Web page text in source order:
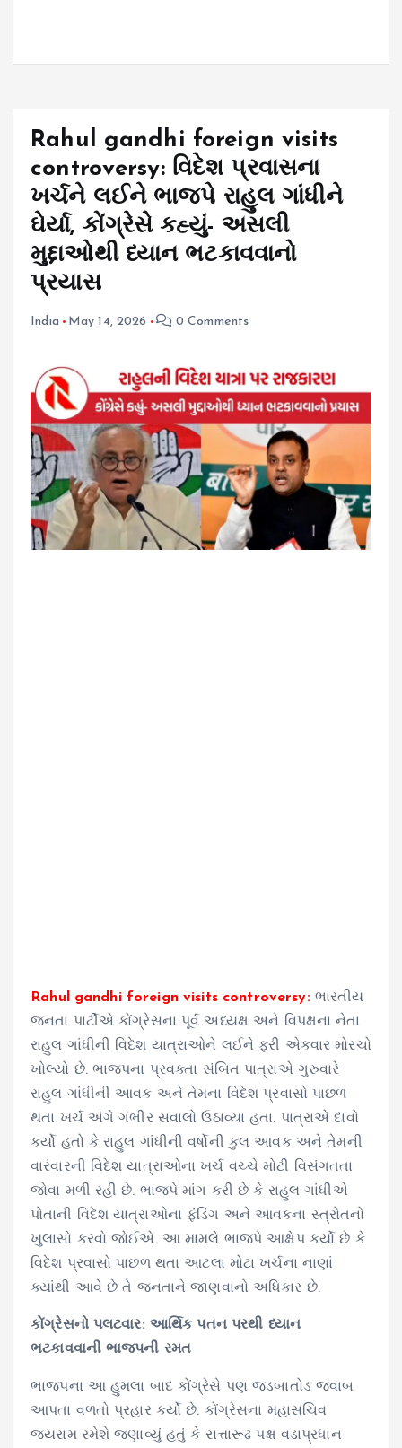
Rahul gandhi foreign visits
controversy: વિદેશ પ્રવાસના
ખર્ચને લઈને ભાજપે રાહુલ ગાંધીને
ઘેર્યા, કોંગ્રેસે કહ્યું- અસલી
મુદ્દાઓથી ધ્યાન ભટકાવવાનો
પ્રયાસ
India May 14, 2026 0 Comments
Rahul gandhi foreign visits controversy: ભારતીય
જનતા પાર્ટીએ કોંગ્રેસના પૂર્વ અધ્યક્ષ અને વિપક્ષના નેતા
રાહુલ ગાંધીની વિદેશ યાત્રાઓને લઈને ફરી એકવાર મોરચો
ખોલ્યો છે. ભાજપના પ્રવક્તા સંબિત પાત્રાએ ગુરુવારે
રાહુલ ગાંધીની આવક અને તેમના વિદેશ પ્રવાસો પાછળ
થતા ખર્ચ અંગે ગંભીર સવાલો ઉઠાવ્યા હતા. પાત્રાએ દાવો
કર્યો હતો કે રાહુલ ગાંધીની વર્ષોની કુલ આવક અને તેમની
વારંવારની વિદેશ યાત્રાઓના ખર્ચ વચ્ચે મોટી વિસંગતતા
જોવા મળી રહી છે. ભાજપે માંગ કરી છે કે રાહુલ ગાંધીએ
પોતાની વિદેશ યાત્રાઓના ફંડિંગ અને આવકના સ્ત્રોતનો
ખુલાસો કરવો જોઈએ. આ મામલે ભાજપે આક્ષેપ કર્યો છે કે
વિદેશ પ્રવાસો પાછળ થતા આટલા મોટા ખર્ચના નાણાં
ક્યાંથી આવે છે તે જનતાને જાણવાનો અધિકાર છે.
કોંગ્રેસનો પલટવાર: આર્થિક પતન પરથી ધ્યાન
ભટકાવવાની ભાજપની રમત
ભાજપના આ હુમલા બાદ કોંગ્રેસે પણ જડબાતોડ જવાબ
આપતા વળતો પ્રહાર કર્યો છે. કોંગ્રેસના મહાસચિવ
જયરામ રમેશે જણાવ્યું હતું કે સત્તારૂઢ પક્ષ વડાપ્રધાન